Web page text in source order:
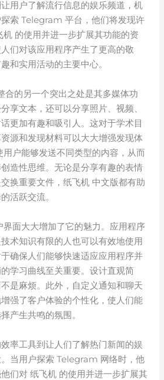
用户了解流行信息的娱乐频道，机
索 Telegram 平台，他们将发现许
的使用并进一步扩展其功能的资
们对该应用程序产生了更高的敬
和实用活动的主要中心。
的另一个突出之处是其多媒体功
享文本，还可以分享照片、视频、
更加有趣和吸引人。这对于学术目
源和发现材料可以大大增强发现体
户能够发送不同类型的内容，从而
造性思维。无论是分享有趣的表情
换重要文件，纸飞机 中文版都有助
活跃交流。
面大大增加了它的魅力。应用程序
术知识有限的人也可以有效地使用
确保人们能够快速适应应用程序并
学习曲线至关重要。设计直观简
是麻烦。此外，自定义通知和聊天
强了客户体验的个性化，使人们能
产生共鸣的氛围。
率工具到让人们了解热门新闻的娱
当用户探索 Telegram 网络时，他
们对 纸飞机 的使用并进一步扩展其